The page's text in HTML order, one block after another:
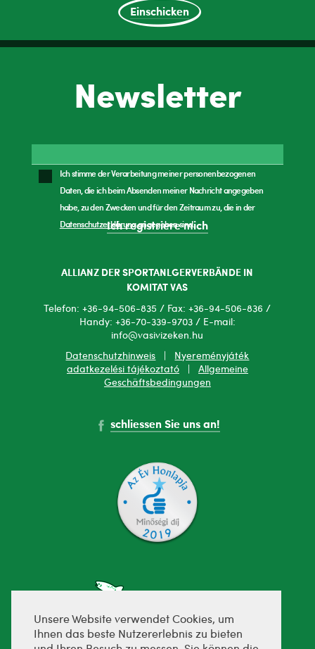
Unsere Website verwendet Cookies, um
Ihnen das beste Nutzererlebnis zu bieten
Einschicken
Newsletter
Ich stimme der Verarbeitung meiner personenbezogenen
Daten, die ich beim Absenden meiner Nachricht angegeben
habe, zu den Zwecken und für den Zeitraum zu, die in der
Datenschutzerklärungangegeben sind.
Ich registriere mich
ALLIANZ DER SPORTANLGERVERBÄNDE IN
KOMITAT VAS
Telefon: +36-94-506-835 / Fax: +36-94-506-836 /
Handy: +36-70-339-9703 / E-mail:
info@vasivizeken.hu
Datenschutzhinweis
Nyereményjáték
adatkezelési tájékoztató| Allgemeine
Geschäftsbedingungen
schliessen Sie uns an!